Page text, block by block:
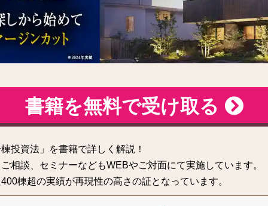
書籍を無料で受け取る
投資法」を書籍で詳しく解説！
相談、セミナーなどもWEBやご対面にて実施しています。
棟超の実績が再現性の高さの証となっています。